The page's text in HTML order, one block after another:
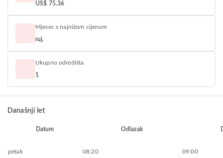
US$ 75.36
Mjesec s najnižom cijenom
ruj.
Ukupno odredišta
1
Današnji let
Datum Odlazak
petak
08:20
09:00